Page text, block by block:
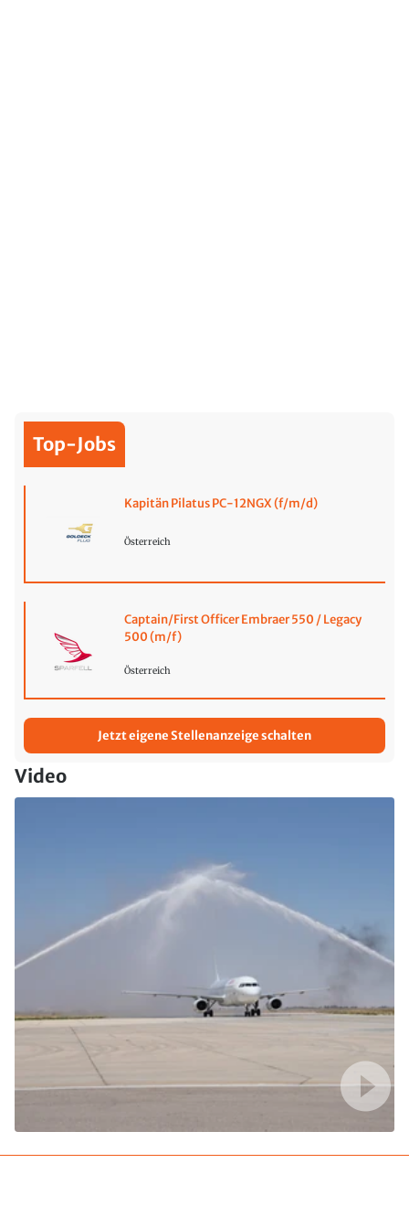
Top-Jobs
Kapitän Pilatus PC-12NGX (f/m/d)
Österreich
Captain/First Officer Embraer 550 / Legacy
500 (m/f)
Österreich
Jetzt eigene Stellenanzeige schalten
Video